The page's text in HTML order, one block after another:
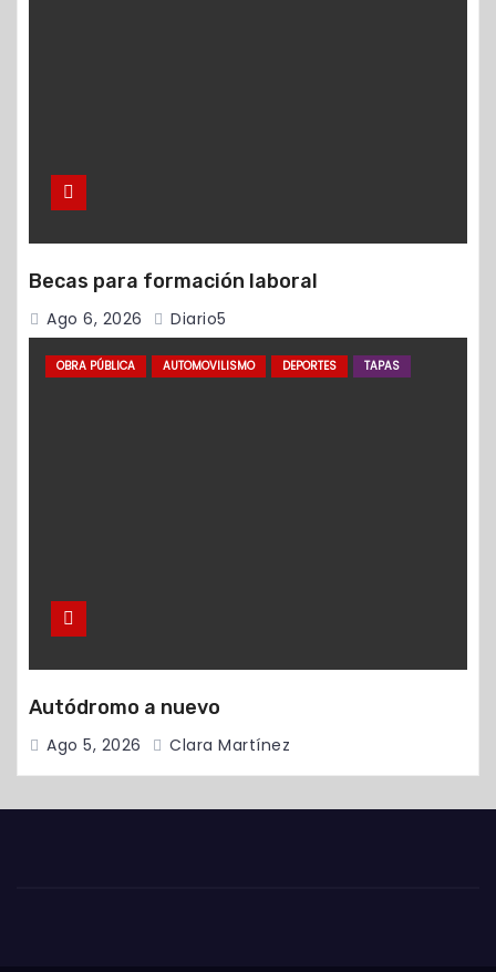
Becas para formación laboral
Ago 6, 2026 Diario5
OBRA PÚBLICA AUTOMOVILISMO DEPORTES TAPAS
Autódromo a nuevo
Ago 5, 2026 Clara Martínez